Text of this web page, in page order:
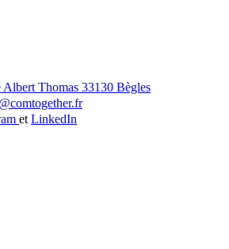
Albert Thomas 33130 Bègles
et LinkedIn